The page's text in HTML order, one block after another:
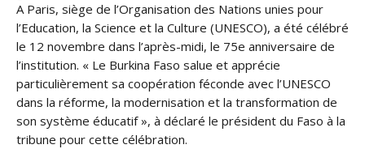
A Paris, siège de l’Organisation des Nations unies pour
l’Education, la Science et la Culture (UNESCO), a été célébré
le 12 novembre dans l’après-midi, le 75e anniversaire de
l’institution. « Le Burkina Faso salue et apprécie
particulièrement sa coopération féconde avec l’UNESCO
dans la réforme, la modernisation et la transformation de
son système éducatif », à déclaré le président du Faso à la
tribune pour cette célébration.